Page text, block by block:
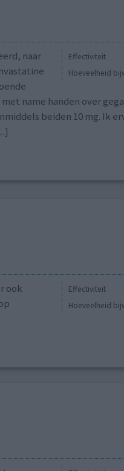
Effectiviteit
Hoeveelheid
naar
name handen over
beiden 10 mg. Ik
Effectiviteit
Hoeveelheid
ook